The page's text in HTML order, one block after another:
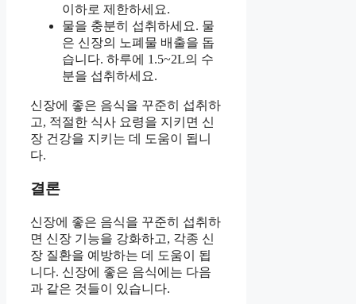
이하로 제한하세요.
물을 충분히 섭취하세요. 물
은 신장의 노폐물 배출을 돕
습니다. 하루에 1.5~2L의 수
분을 섭취하세요.
신장에 좋은 음식을 꾸준히 섭취하
고, 적절한 식사 요령을 지키면 신
장 건강을 지키는 데 도움이 됩니
다.
결론
신장에 좋은 음식을 꾸준히 섭취하
면 신장 기능을 강화하고, 각종 신
장 질환을 예방하는 데 도움이 됩
니다. 신장에 좋은 음식에는 다음
과 같은 것들이 있습니다.